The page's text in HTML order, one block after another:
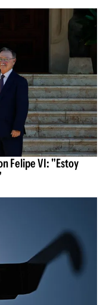
Felipe VI: "Estoy